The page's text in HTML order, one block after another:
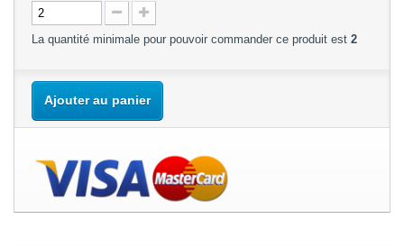
La quantité minimale pour pouvoir commander ce produit est 2
Ajouter au panier